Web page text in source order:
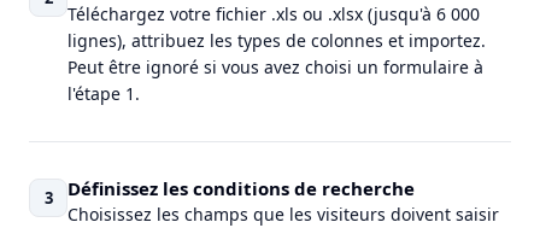
Téléchargez votre fichier .xls ou .xlsx (jusqu'à 6 000
lignes), attribuez les types de colonnes et importez.
Peut être ignoré si vous avez choisi un formulaire à
l'étape 1.
3 Définissez les conditions de recherche
Choisissez les champs que les visiteurs doivent saisir